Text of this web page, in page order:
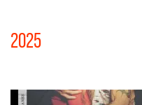
2025